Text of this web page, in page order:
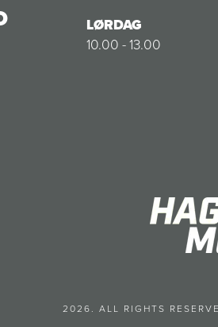
LØRDAG
10.00 - 13.00
2026. ALL RIGHTS